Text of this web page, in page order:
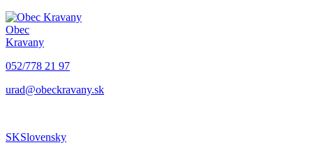
Obec
Kravany
052/778 21 97
urad@obeckravany.sk
SKSlovensky